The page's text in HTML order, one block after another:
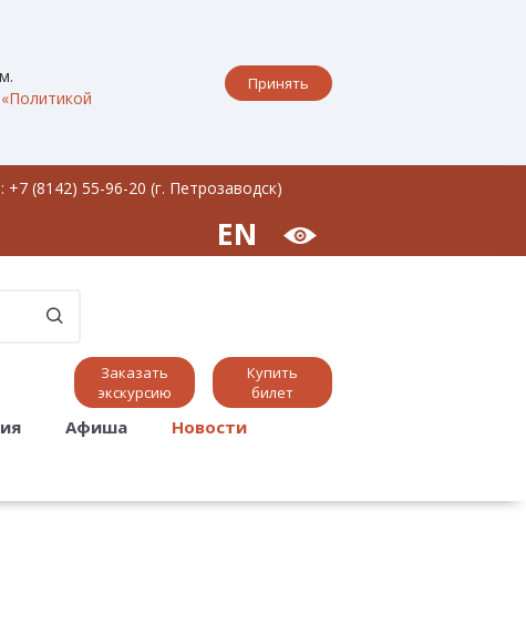
«Политикой
Принять
+7 (8142) 55-96-20 (г. Петрозаводск)
EN
Заказать
экскурсию
Купить
билет
Афиша
Новости